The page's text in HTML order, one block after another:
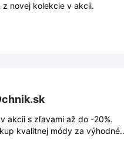
novej kolekcie v akcii.
akcii s zľavami až do -20%.
kvalitnej módy za výhodné